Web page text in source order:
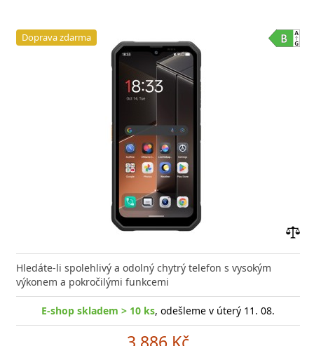
Doprava zdarma
Hledáte-li spolehlivý a odolný chytrý telefon s vysokým
výkonem a pokročilými funkcemi
E-shop skladem > 10 ks, odešleme v úterý 11. 08.
3 886 Kč